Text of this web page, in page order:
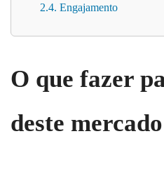
2.4. Engajamento
O que fazer
deste mercado